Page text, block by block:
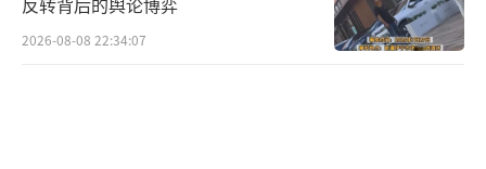
2026-08-08 22:34:07